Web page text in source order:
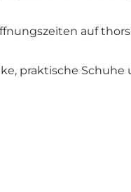
auf
praktische Schuhe